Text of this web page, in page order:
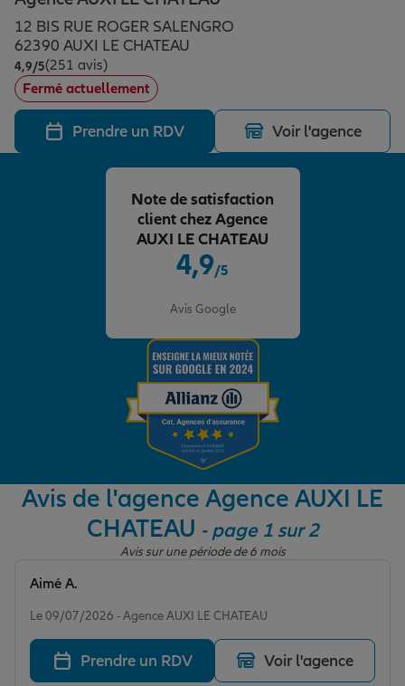
Assurance emprunteur
Prévoyance et dépendance
Assurance animal de compagnie
Protection de la famille
Protection juridique
Épargne & retraite
Plan épargne retraite
Assurance vie
Placements financiers
Investissements immobiliers
Transmission
Vos projets
Partir en vacances
Départ à la retraite
Préparer l’avenir
Conseil assurance
Assurance habitation
Le Pack Famille
Garantie des accidents de la vie
Assurance scolaire
Retraite
Allianz en France
12 BIS RUE ROGER SALENGRO
62390 AUXI LE CHATEAU
4,9/5Note de 4.9 sur 5
(251 avis)
Fermé actuellement
Prendre un RDV Voir l'agence
4,9/5
Avis Google
Note de satisfaction
client chez Agence
AUXI LE CHATEAU
Avis de l'agence Agence AUXI LE
CHATEAU - page 1 sur 2
Avis sur une période de 6 mois
Le 09/07/2026 - Agence AUXI LE CHATEAU
Aimé A.
Prendre un RDV Voir l'agence